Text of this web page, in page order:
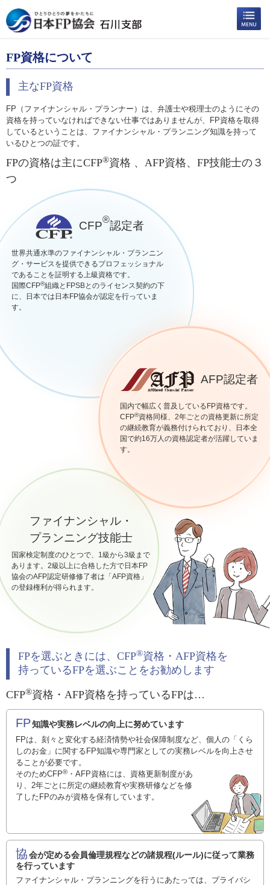
FP資格について
主なFP資格
FP（ファイナンシャル・プランナー）は、弁護士や税理士のようにその
資格を持っていなければできない仕事ではありませんが、FP資格を取得
しているということは、ファイナンシャル・プランニング知識を持って
いるひとつの証です。
FPの資格は主にCFP®資格 、AFP資格、FP技能士の３
つ
CFP®認定者
世界共通水準のファイナンシャル・プランニン
グ・サービスを提供できるプロフェッショナル
であることを証明する上級資格です。
国際CFP®組織とFPSBとのライセンス契約の下
に、日本では日本FP協会が認定を行っていま
す。
AFP認定者
国内で幅広く普及しているFP資格です。
CFP®資格同様、2年ごとの資格更新に所定
の継続教育が義務付けられており、日本全
国で約16万人の資格認定者が活躍していま
す。
ファイナンシャル・
プランニング技能士
国家検定制度のひとつで、1級から3級まで
あります。2級以上に合格した方で日本FP
協会のAFP認定研修修了者は「AFP資格」
の登録権利が得られます。
FPを選ぶときには、CFP®資格・AFP資格を
持っているFPを選ぶことをお勧めします
CFP®資格・AFP資格を持っているFPは…
FP知識や実務レベルの向上に努めています
FPは、刻々と変化する経済情勢や社会保障制度など、個人の「くら
しのお金」に関するFP知識や専門家としての実務レベルを向上させ
ることが必要です。
そのためCFP® ・AFP資格には、資格更新制度があ
り、2年ごとに所定の継続教育や実務研修などを修
了したFPのみが資格を保有しています。
協会が定める会員倫理規程などの諸規程(ルール)に従って業務
を行っています
ファイナンシャル・プランニングを行うにあたっては、プライバシ